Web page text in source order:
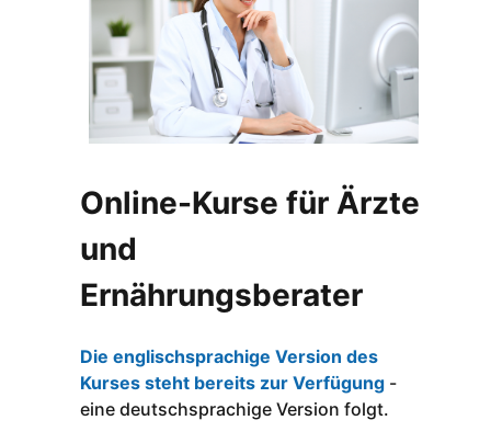
Online-Kurse für Ärzte
und
Ernährungsberater
Die englischsprachige Version des
Kurses steht bereits zur Verfügung -
eine deutschsprachige Version folgt.